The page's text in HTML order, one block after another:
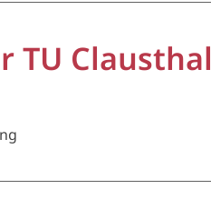
TU Clausthal